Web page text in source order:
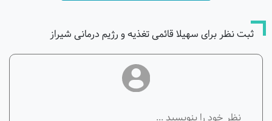
ثبت نظر برای سهیلا قائمی تغذیه و رژیم درمانی شیراز